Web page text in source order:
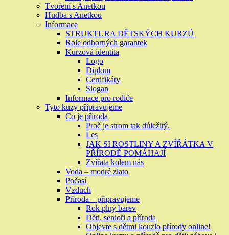
Tvoření s Anetkou
Hudba s Anetkou
Informace
STRUKTURA DĚTSKÝCH KURZŮ
Role odborných garantek
Kurzová identita
Logo
Diplom
Certifikáty
Slogan
Informace pro rodiče
Tyto kuzy připravujeme
Co je příroda
Proč je strom tak důležitý.
Les
JAK SI ROSTLINY A ZVÍŘÁTKA V
PŘÍRODĚ POMÁHAJÍ
Zvířata kolem nás
Voda – modré zlato
Počasí
Vzduch
Příroda – připravujeme
Rok plný barev
Děti, senioři a příroda
Objevte s dětmi kouzlo přírody online!